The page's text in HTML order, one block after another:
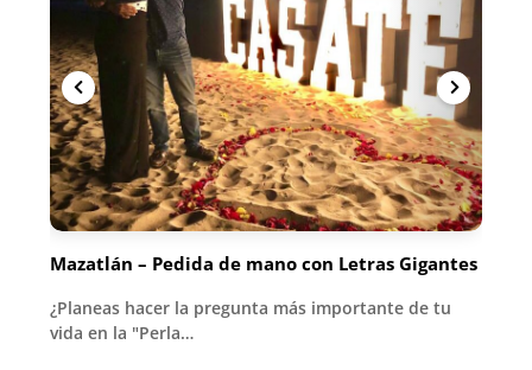
Mazatlán – Pedida de mano con Letras Gigantes
¿Planeas hacer la pregunta más importante de tu
vida en la "Perla…